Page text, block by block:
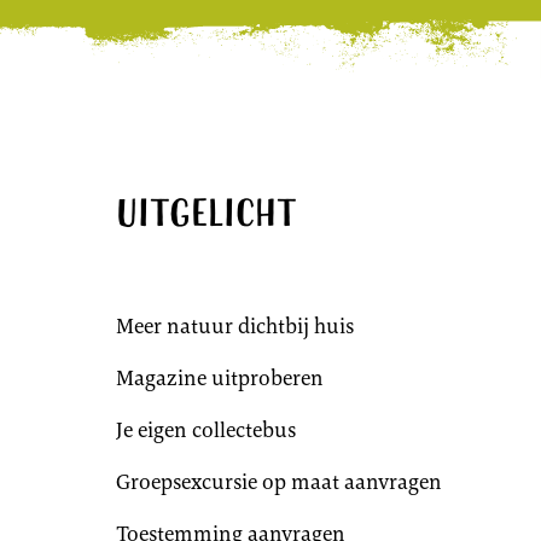
Uitgelicht
Meer natuur dichtbij huis
Magazine uitproberen
Je eigen collectebus
Groepsexcursie op maat aanvragen
Toestemming aanvragen